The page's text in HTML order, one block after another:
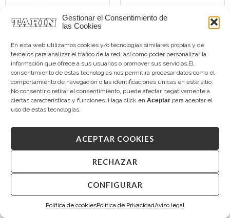
Gestionar el Consentimiento de
las Cookies
En esta web utilizamos cookies y/o tecnologías similares propias y de
terceros para analizar el tráfico de la red, así como poder personalizar la
información que ofrece a sus usuarios o promover sus servicios.El
consentimiento de estas tecnologías nos permitirá procesar datos como el
comportamiento de navegación o las identificaciones únicas en este sitio.
No consentir o retirar el consentimiento, puede afectar negativamente a
ciertas características y funciones. Haga click en Aceptar para aceptar el
uso de estas tecnologías.
ACEPTAR COOKIES
RECHAZAR
CONFIGURAR
Política de cookiesPolítica de PrivacidadAviso legal
2.600,00 € 950,00 €
Topacio Sky
TARIN CEDRO
Zafiros y Diamantes
1.990,00€